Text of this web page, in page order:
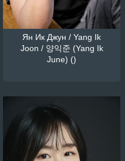
Ян Ик Джун / Yang Ik
Joon / 양익준 (Yang Ik
June) ()